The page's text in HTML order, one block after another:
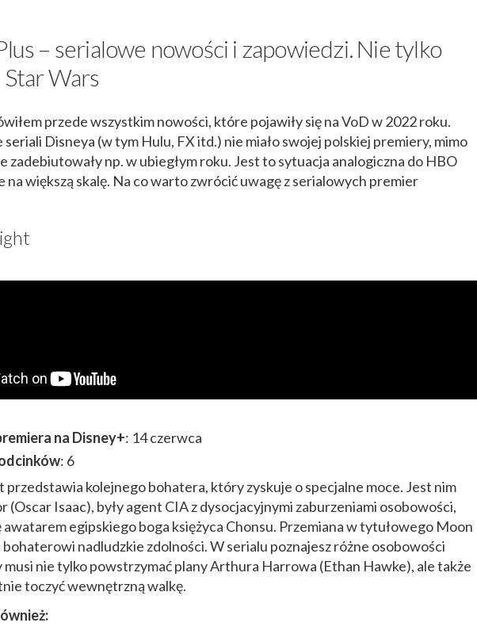
– serialowe nowości i zapowiedzi. Nie tylko
Wars
przede wszystkim nowości, które pojawiły się na VoD w 2022 roku.
seriali Disneya (w tym Hulu, FX itd.) nie miało swojej polskiej premiery, mimo
zadebiutowały np. w ubiegłym roku. Jest to sytuacja analogiczna do HBO
na większą skalę. Na co warto zwrócić uwagę z serialowych premier
na Disney+: 14 czerwca
: 6
przedstawia kolejnego bohatera, który zyskuje o specjalne moce. Jest nim
(Oscar Isaac), były agent CIA z dysocjacyjnymi zaburzeniami osobowości,
awatarem egipskiego boga księżyca Chonsu. Przemiana w tytułowego Moon
nadludzkie zdolności. W serialu poznajesz różne osobowości
nie tylko powstrzymać plany Arthura Harrowa (Ethan Hawke), ale także
toczyć wewnętrzną walkę.